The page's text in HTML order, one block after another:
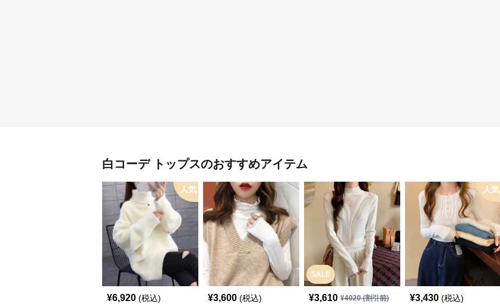
白コーデ トップスのおすすめアイテム
人気
¥6,920 (税込) ¥3,600 (税込)
SALE
¥3,610 ¥4020(割引前)
人気
¥3,430 (税込)